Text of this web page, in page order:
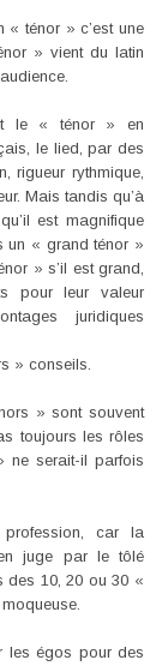
« ténor » c’est une
» vient du latin
le « ténor » en
le lied, par des
rigueur rythmique,
Mais tandis qu’à
est magnifique
un « grand ténor »
» s’il est grand,
pour leur valeur
juridiques
» conseils.
» sont souvent
toujours les rôles
ne serait-il parfois
car la
juge par le tôlé
des 10, 20 ou 30 «
les égos pour des